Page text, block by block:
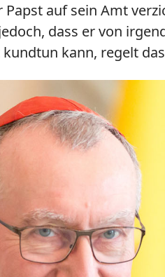
auf sein Amt
dass er von
kann, regelt